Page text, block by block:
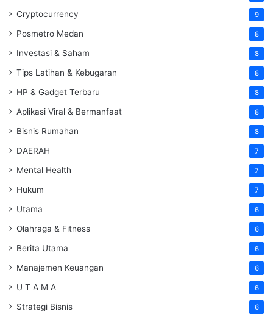
Cryptocurrency 9
Posmetro Medan 8
Investasi & Saham 8
Tips Latihan & Kebugaran 8
HP & Gadget Terbaru 8
Aplikasi Viral & Bermanfaat 8
Bisnis Rumahan 8
DAERAH 7
Mental Health 7
Hukum 7
Utama 6
Olahraga & Fitness 6
Berita Utama 6
Manajemen Keuangan 6
U T A M A 6
Strategi Bisnis 6